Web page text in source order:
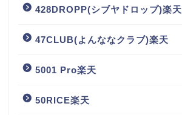
428DROPP(シブヤドロップ)楽天
47CLUB(よんななクラブ)楽天
5001 Pro楽天
50RICE楽天